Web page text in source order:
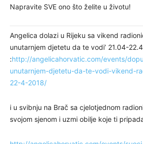
Napravite SVE ono što želite u životu!
Angelica dolazi u Rijeku sa vikend
unutarnjem djetetu da te vodi’ 21.04-
:http://angelicahorvatic.com/events/
unutarnjem-djetetu-da-te-vodi-vikend-
22-4-2018/
i u svibnju na Brač sa cjelotjednom
svojom sjenom i uzmi obilje koje ti